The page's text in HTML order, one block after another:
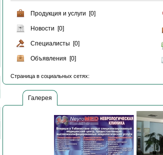
Продукция и услуги [0]
Новости [0]
Специалисты [0]
Объявления [0]
Страница в социальных сетях:
Галерея